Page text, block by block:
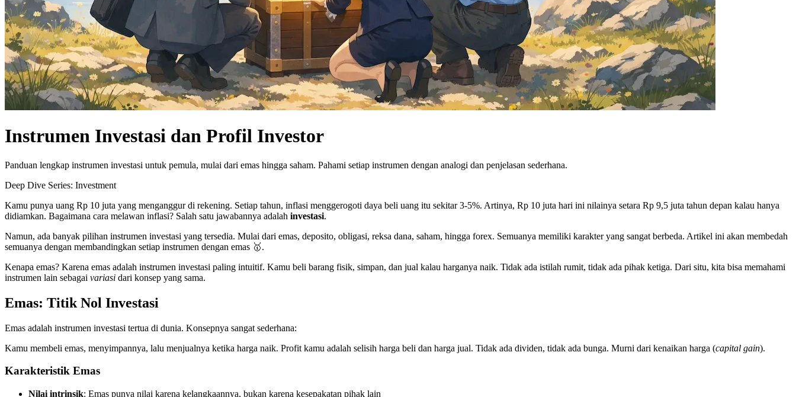
Instrumen Investasi dan Profil Investor
Panduan lengkap instrumen investasi untuk pemula, mulai dari emas hingga saham. Pahami setiap instrumen dengan analogi dan penjelasan sederhana.
Deep Dive Series: Investment
Kamu punya uang Rp 10 juta yang menganggur di rekening. Setiap tahun, inflasi menggerogoti daya beli uang itu sekitar 3-5%. Artinya, Rp 10 juta hari ini nilainya setara Rp 9,5 juta tahun depan kalau hanya
didiamkan. Bagaimana cara melawan inflasi? Salah satu jawabannya adalah investasi.
Namun, ada banyak pilihan instrumen investasi yang tersedia. Mulai dari emas, deposito, obligasi, reksa dana, saham, hingga forex. Semuanya memiliki karakter yang sangat berbeda. Artikel ini akan membedah
semuanya dengan membandingkan setiap instrumen dengan emas 🥇.
Kenapa emas? Karena emas adalah instrumen investasi paling intuitif. Kamu beli barang fisik, simpan, dan jual kalau harganya naik. Tidak ada istilah rumit, tidak ada pihak ketiga. Dari situ, kita bisa memahami
instrumen lain sebagai variasi dari konsep yang sama.
Emas: Titik Nol Investasi
Emas adalah instrumen investasi tertua di dunia. Konsepnya sangat sederhana:
Kamu membeli emas, menyimpannya, lalu menjualnya ketika harga naik. Profit kamu adalah selisih harga beli dan harga jual. Tidak ada dividen, tidak ada bunga. Murni dari kenaikan harga (capital gain).
Karakteristik Emas
Nilai intrinsik: Emas punya nilai karena kelangkaannya, bukan karena kesepakatan pihak lain